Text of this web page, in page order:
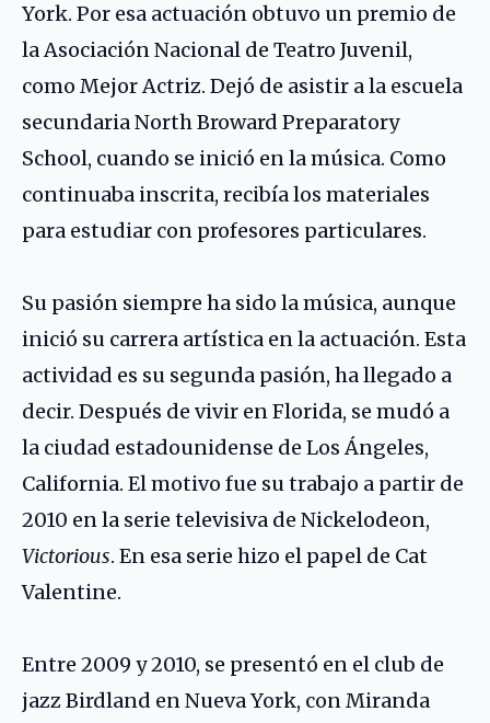
York. Por esa actuación obtuvo un premio de
la Asociación Nacional de Teatro Juvenil,
como Mejor Actriz. Dejó de asistir a la escuela
secundaria North Broward Preparatory
School, cuando se inició en la música. Como
continuaba inscrita, recibía los materiales
para estudiar con profesores particulares.
Su pasión siempre ha sido la música, aunque
inició su carrera artística en la actuación. Esta
actividad es su segunda pasión, ha llegado a
decir. Después de vivir en Florida, se mudó a
la ciudad estadounidense de Los Ángeles,
California. El motivo fue su trabajo a partir de
2010 en la serie televisiva de Nickelodeon,
Victorious. En esa serie hizo el papel de Cat
Valentine.
Entre 2009 y 2010, se presentó en el club de
jazz Birdland en Nueva York, con Miranda